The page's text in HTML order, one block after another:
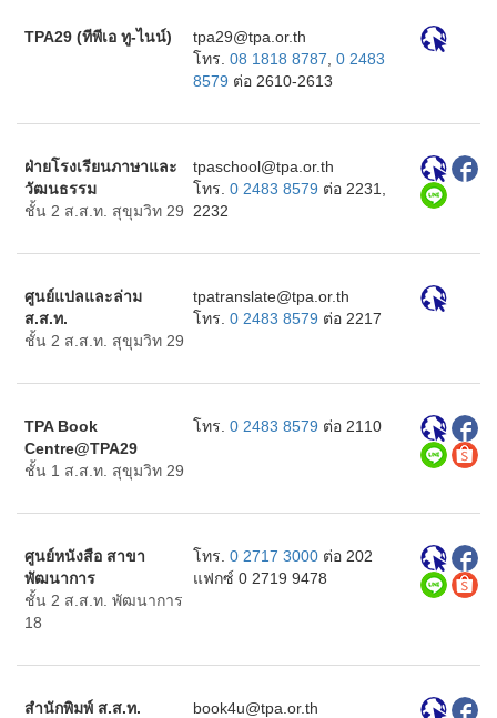
TPA29 (ทีพีเอ ทู-ไนน์)
ht.ro.apt@92apt
โทร. 08 1818 8787 0 2483
8579 ต่อ 2610-2613
ฝ่ายโรงเรียนภาษาและ
วัฒนธรรม
ชั้น 2 ส.ส.ท. สุขุมวิท 29
ht.ro.apt@loohcsapt
โทร. 0 2483 8579 ต่อ 2231,
2232
ศูนย์แปลและล่าม
ส.ส.ท.
ชั้น 2 ส.ส.ท. สุขุมวิท 29
ht.ro.apt@etalsnartapt
โทร. 0 2483 8579 ต่อ 2217
TPA Book
Centre@TPA29
ชั้น 1 ส.ส.ท. สุขุมวิท 29
โทร. 0 2483 8579 ต่อ 2110
ศูนย์หนังสือ สาขา
พัฒนาการ
ชั้น 2 ส.ส.ท. พัฒนาการ
18
โทร. 0 2717 3000 ต่อ 202
แฟกซ์ 0 2719 9478
สำนักพิมพ์ ส.ส.ท.
ht.ro.apt@u4koob